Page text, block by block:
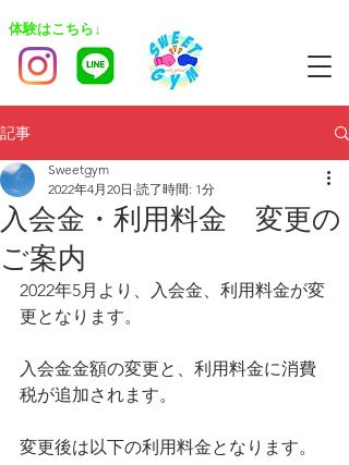
​体験はこちら↓
記事
入会金・利用料金 変更の
ご案内
Sweetgym
2022年4月20日 読了時間: 1分
2022年5月より、入会金、利用料金が変
更となります。
入会金金額の変更と、利用料金に消費
税が追加されます。
変更後は以下の利用料金となります。